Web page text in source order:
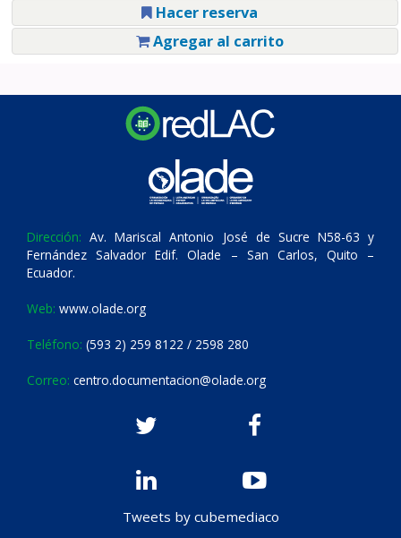
Hacer reserva
Agregar al carrito
Dirección: Av. Mariscal Antonio José de Sucre N58-63 y
Fernández Salvador Edif. Olade – San Carlos, Quito –
Ecuador.
Web: www.olade.org
Teléfono: (593 2) 259 8122 / 2598 280
Correo: centro.documentacion@olade.org
Tweets by cubemediaco